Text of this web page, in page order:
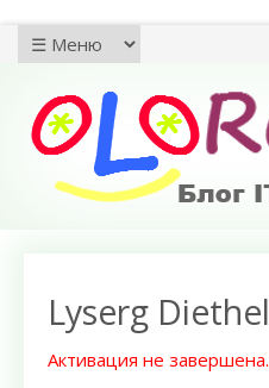
Lyserg Diethel
Активация не завершена.